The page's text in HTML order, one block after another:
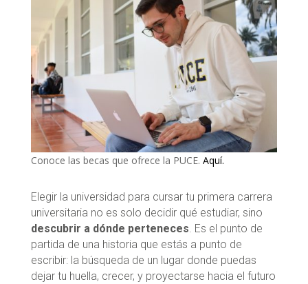
Conoce las becas que ofrece la PUCE. Aquí.
Elegir la universidad para cursar tu primera carrera
universitaria no es solo decidir qué estudiar, sino
descubrir a dónde perteneces . Es el punto de
partida de una historia que estás a punto de
escribir: la búsqueda de un lugar donde puedas
dejar tu huella, crecer, y proyectarse hacia el futuro